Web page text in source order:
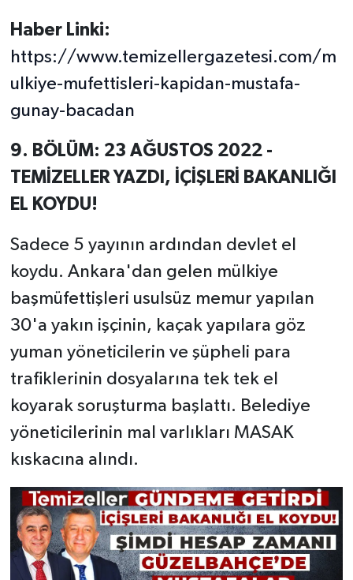
Haber Linki:
https://www.temizellergazetesi.com/m
ulkiye-mufettisleri-kapidan-mustafa-
gunay-bacadan
9. BÖLÜM: 23 AĞUSTOS 2022 -
TEMİZELLER YAZDI, İÇİŞLERİ BAKANLIĞI
EL KOYDU!
Sadece 5 yayının ardından devlet el
koydu. Ankara'dan gelen mülkiye
başmüfettişleri usulsüz memur yapılan
30'a yakın işçinin, kaçak yapılara göz
yuman yöneticilerin ve şüpheli para
trafiklerinin dosyalarına tek tek el
koyarak soruşturma başlattı. Belediye
yöneticilerinin mal varlıkları MASAK
kıskacına alındı.